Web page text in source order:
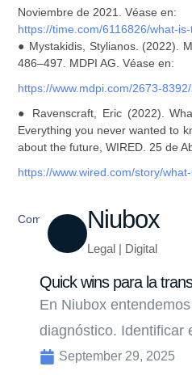
Noviembre de 2021. Véase en:
https://time.com/6116826/what-
● Mystakidis, Stylianos. (2022).
486–497. MDPI AG. Véase en:
https://www.mdpi.com/2673-
● Ravenscraft, Eric (2022).
Everything you never wanted to
about the future, WIRED. 25 de
https://www.wired.com/story/
Compartir Niubox
Legal | Digital
Quick wins para la
En Niubox
diagnóstico. Identificar
September 29, 2025